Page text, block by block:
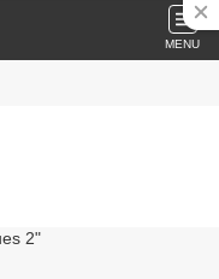
MENU